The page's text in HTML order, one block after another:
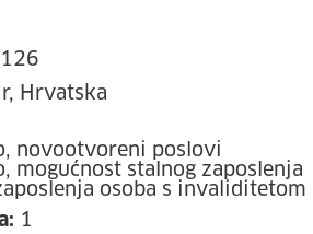
Hrvatska
novootvoreni poslovi
mogućnost stalnog zaposlenja
osoba s invaliditetom
1